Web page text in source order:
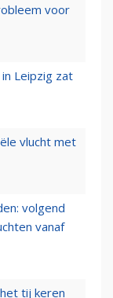
voor
Leipzig zat
vlucht met
volgend
vanaf
tij keren